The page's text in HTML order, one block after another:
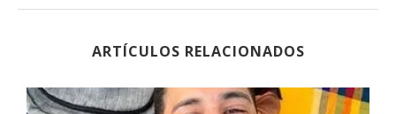
ARTÍCULOS RELACIONADOS